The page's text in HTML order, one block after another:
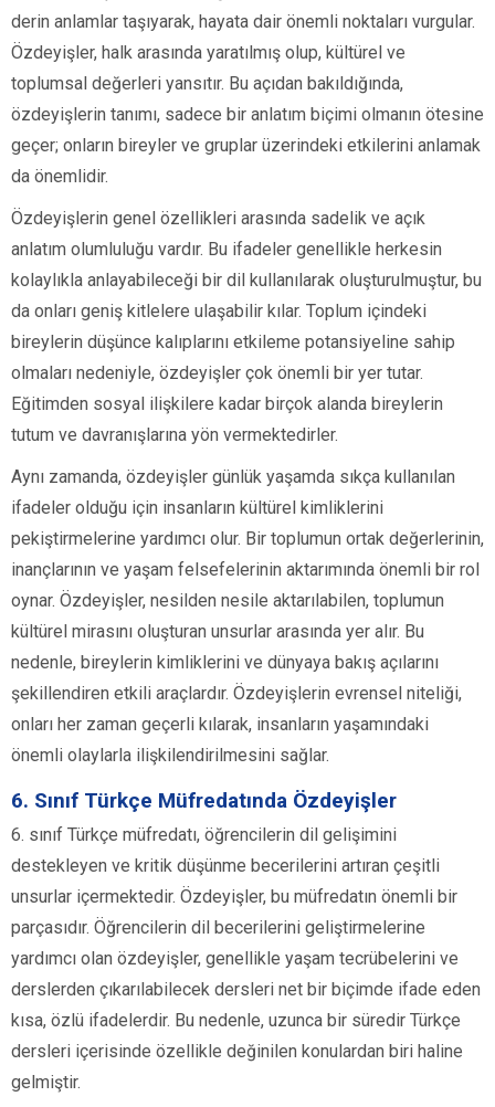
derin anlamlar taşıyarak, hayata dair önemli noktaları vurgular.
Özdeyişler, halk arasında yaratılmış olup, kültürel ve
toplumsal değerleri yansıtır. Bu açıdan bakıldığında,
özdeyişlerin tanımı, sadece bir anlatım biçimi olmanın ötesine
geçer; onların bireyler ve gruplar üzerindeki etkilerini anlamak
da önemlidir.
Özdeyişlerin genel özellikleri arasında sadelik ve açık
anlatım olumluluğu vardır. Bu ifadeler genellikle herkesin
kolaylıkla anlayabileceği bir dil kullanılarak oluşturulmuştur, bu
da onları geniş kitlelere ulaşabilir kılar. Toplum içindeki
bireylerin düşünce kalıplarını etkileme potansiyeline sahip
olmaları nedeniyle, özdeyişler çok önemli bir yer tutar.
Eğitimden sosyal ilişkilere kadar birçok alanda bireylerin
tutum ve davranışlarına yön vermektedirler.
Aynı zamanda, özdeyişler günlük yaşamda sıkça kullanılan
ifadeler olduğu için insanların kültürel kimliklerini
pekiştirmelerine yardımcı olur. Bir toplumun ortak değerlerinin,
inançlarının ve yaşam felsefelerinin aktarımında önemli bir rol
oynar. Özdeyişler, nesilden nesile aktarılabilen, toplumun
kültürel mirasını oluşturan unsurlar arasında yer alır. Bu
nedenle, bireylerin kimliklerini ve dünyaya bakış açılarını
şekillendiren etkili araçlardır. Özdeyişlerin evrensel niteliği,
onları her zaman geçerli kılarak, insanların yaşamındaki
önemli olaylarla ilişkilendirilmesini sağlar.
6. Sınıf Türkçe Müfredatında Özdeyişler
6. sınıf Türkçe müfredatı, öğrencilerin dil gelişimini
destekleyen ve kritik düşünme becerilerini artıran çeşitli
unsurlar içermektedir. Özdeyişler, bu müfredatın önemli bir
parçasıdır. Öğrencilerin dil becerilerini geliştirmelerine
yardımcı olan özdeyişler, genellikle yaşam tecrübelerini ve
derslerden çıkarılabilecek dersleri net bir biçimde ifade eden
kısa, özlü ifadelerdir. Bu nedenle, uzunca bir süredir Türkçe
dersleri içerisinde özellikle değinilen konulardan biri haline
gelmiştir.